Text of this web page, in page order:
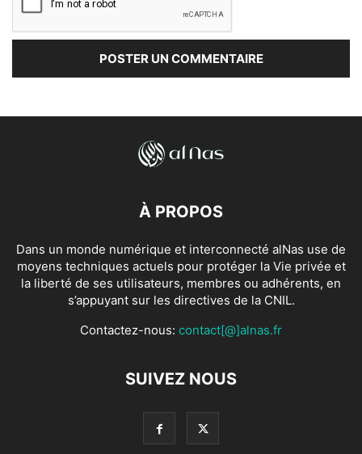
À PROPOS
Dans un monde numérique et interconnecté alNas use de
moyens techniques actuels pour protéger la Vie privée et
la liberté de ses utilisateurs, membres ou adhérents, en
s’appuyant sur les directives de la CNIL.
Contactez-nous: contact[@]alnas.fr
SUIVEZ NOUS